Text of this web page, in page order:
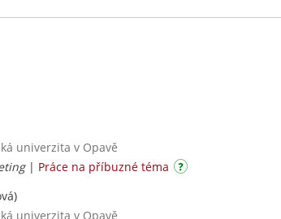
univerzita v Opavě
| Práce na příbuzné téma
univerzita v Opavě